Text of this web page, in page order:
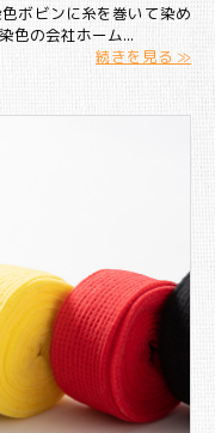
ボビンに糸を巻いて染め
色の会社ホーム...
続きを見る ≫